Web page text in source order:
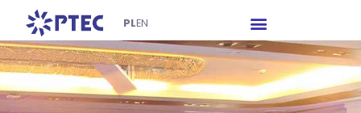
PLEN